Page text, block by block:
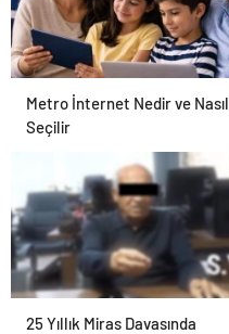
Burs
Metro İnternet Nedir ve Nasıl
Seçilir
25 Yıllık Miras Davasında